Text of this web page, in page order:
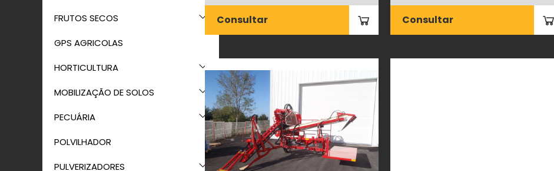
FRUTOS SECOS
GPS AGRICOLAS
HORTICULTURA
MOBILIZAÇÃO DE SOLOS
PECUÁRIA
POLVILHADOR
PULVERIZADORES
Consultar Consultar